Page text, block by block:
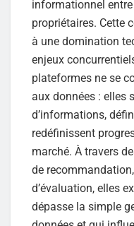
informationnel
propriétaires. Cette
à une domination
enjeux
plateformes ne se
aux données : elles
d’informations,
redéfinissent
marché. À travers
de
d’évaluation, elles
dépasse la simple